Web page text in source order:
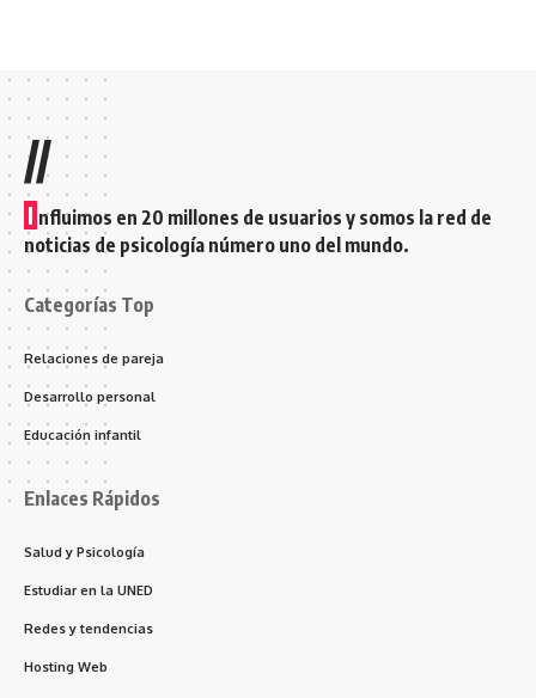
//
I nfluimos en 20 millones de usuarios y somos la red de
noticias de psicología número uno del mundo.
Categorías Top
Relaciones de pareja
Desarrollo personal
Educación infantil
Enlaces Rápidos
Salud y Psicología
Estudiar en la UNED
Redes y tendencias
Hosting Web